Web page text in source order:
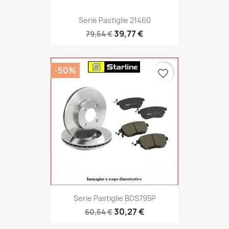
Serie Pastiglie 21460
79,54 €39,77 €
Serie Pastiglie BDS795P
60,54 €30,27 €
-50% favorite_border